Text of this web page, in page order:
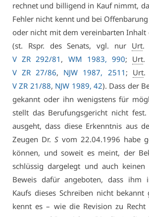
rech­net und bil­li­gend in Kauf nimmt,
Feh­ler nicht kennt und bei
oder nicht mit dem ver­ein­bar­ten In­halt
(st. Rspr. des Se­nats, vgl. nur Urt.
V ZR 292/81 , WM 1983, 990; Urt.
V ZR 27/86, NJW 1987, 2511 ; Urt.
V ZR 21/88, NJW 1989, 42). Dass der
ge­kannt oder ihn we­nigs­tens für
stellt das Be­ru­fungs­ge­richt nicht
aus­geht, dass die­se Er­kennt­nis aus
Zeu­gen Dr. S vom 22.04.1996 ha­be
kön­nen, und so­weit es meint, der
schlüs­sig dar­ge­legt und auch
Be­weis da­für an­ge­bo­ten, dass ihm
Kaufs die­ses Schrei­ben nicht
kennt es – wie die Re­vi­si­on zu